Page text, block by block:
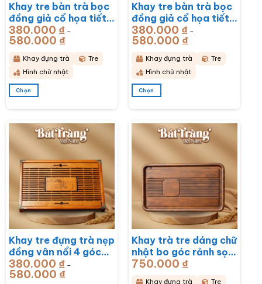
Khay tre bàn trà bọc
đồng giả cổ họa tiết
Rồng Phú Quý
51x33x6cm BT-
KDT17
380.000 ₫ –
580.000 ₫Khoảng
giá:
từ
380.000 ₫
đến
580.000 ₫
Khay đựng trà
Tre
Hình chữ nhật
Chọn
thể.
Các
chọn
thể
chọn
trên
trang
sản
phẩm
Khay tre bàn trà bọc
đồng giả cổ họa tiết
Mã Đáo Thành Công
43x28x6cm BT-
KDT16
380.000 ₫ –
580.000 ₫Khoảng
giá:
từ
380.000 ₫
đến
580.000 ₫
Khay đựng trà
Tre
Hình chữ nhật
Chọn
Các
chọn
thể
chọn
trên
trang
sản
phẩm
Khay tre đựng trà nẹp
đồng vân nổi 4 góc
khắc hoa lan
43x28x6cm BT-
380.000 ₫ –
580.000 ₫Khoảng
giá:
Khay trà tre dáng chữ
nhật bo góc rảnh sọc
50x28x3cm BT-
KDT14
750.000 ₫
Khay đựng trà Tre